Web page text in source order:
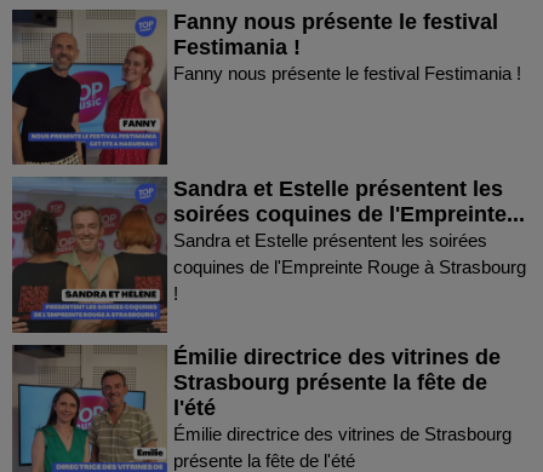
Fanny nous présente le festival
Festimania !
Fanny nous présente le festival Festimania !
Sandra et Estelle présentent les
soirées coquines de l'Empreinte...
Sandra et Estelle présentent les soirées
coquines de l'Empreinte Rouge à Strasbourg
!
Émilie directrice des vitrines de
Strasbourg présente la fête de
l'été
Émilie directrice des vitrines de Strasbourg
présente la fête de l'été